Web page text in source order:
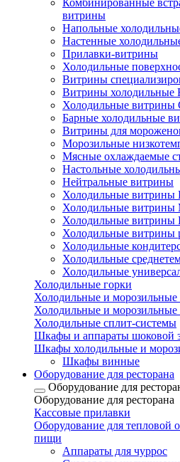
Комбинированные
витрины
Напольные
Настенные
Прилавки-витрины
Холодильные
Витрины
Витрины холодильные
Холодильные витрины
Барные холодильные
Витрины для
Морозильные
Мясные охлаждаемые
Настольные
Нейтральные витрины
Холодильные витрины
Холодильные
Холодильные витрины
Холодильные витрины
Холодильные
Холодильные
Холодильные
Холодильные горки
Холодильные и
Холодильные и морозильные
Холодильные сплит-системы
Шкафы и аппараты шоковой
Шкафы холодильные и
Шкафы винные
Оборудование для ресторана
Оборудование для
Оборудование для ресторана
Кассовые прилавки
Оборудование для тепловой
пищи
Аппараты для чуррос